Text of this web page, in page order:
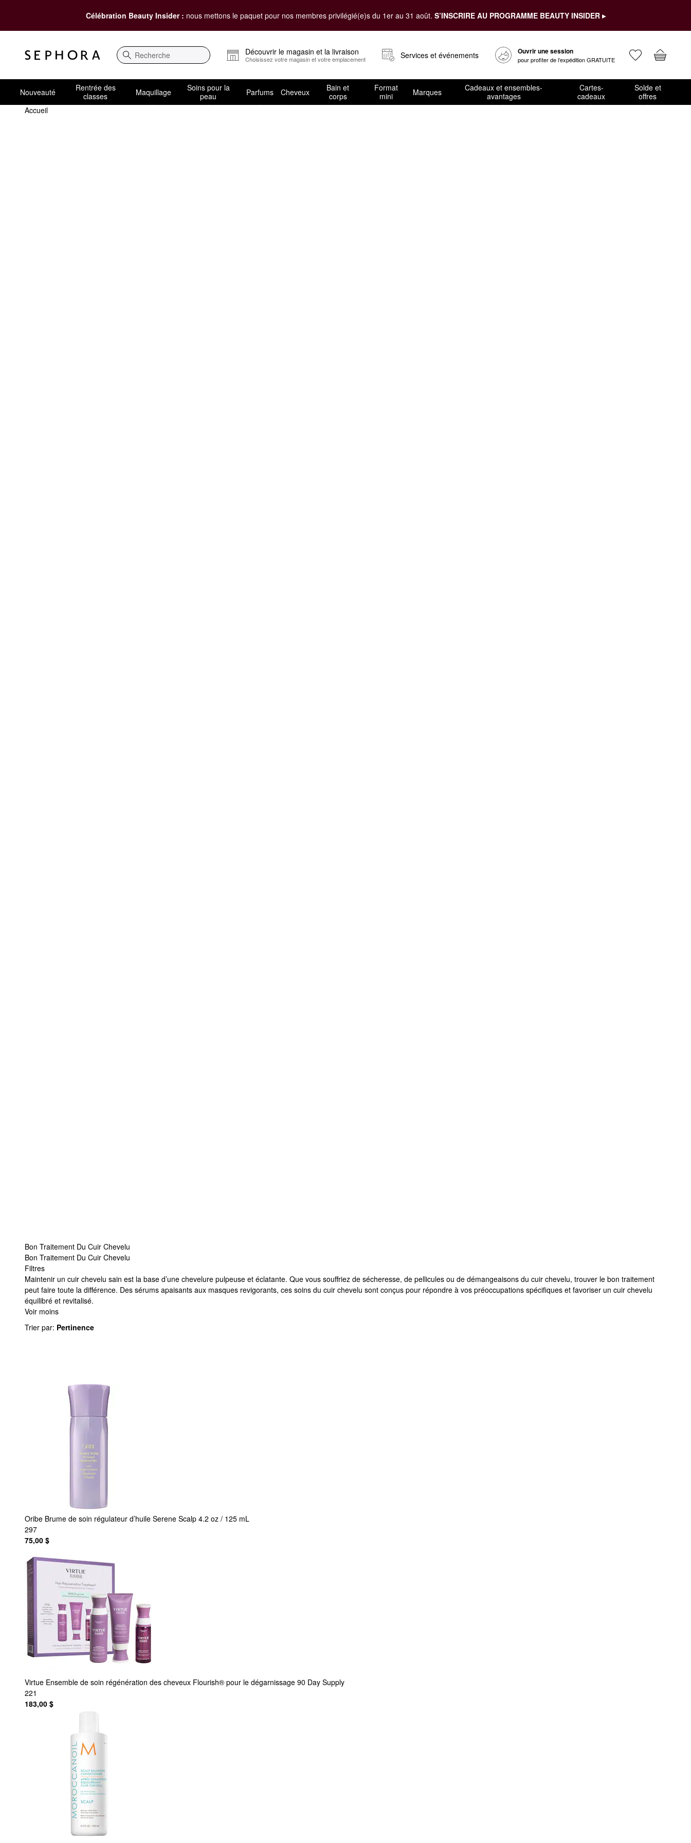
Célébration Beauty Insider : nous mettons le paquet pour nos membres privilégié(e)s du 1er au 31 août. S’INSCRIRE AU PROGRAMME BEAUTY INSIDER ▸
Recherche
Découvrir le magasin et la livraison
Choisissez votre magasin et votre emplacement Services et événements Ouvrir une session
pour profiter de l’expédition GRATUITE
Nouveauté
Rentrée des
classes
Maquillage
Soins pour la
peau
Parfums Cheveux
Bain et
corps
Format
mini
Marques
Cadeaux et ensembles-
avantages
Cartes-
cadeaux
Solde et
offres
Accueil
Bon Traitement Du Cuir Chevelu
Bon Traitement Du Cuir Chevelu
Filtres
Bon Traitement Du Cuir Chevelu
Maintenir un cuir chevelu sain est la base d’une chevelure pulpeuse et éclatante. Que vous souffriez de sécheresse, de pellicules ou de démangeaisons du cuir chevelu, trouver le bon traitement
peut faire toute la différence. Des sérums apaisants aux masques revigorants, ces soins du cuir chevelu sont conçus pour répondre à vos préoccupations spécifiques et favoriser un cuir chevelu
équilibré et revitalisé.
Voir moins
Trier par: Pertinence
Oribe Brume de soin régulateur d’huile Serene Scalp 4.2 oz / 125 mL
297
75,00 $
Virtue Ensemble de soin régénération des cheveux Flourish® pour le dégarnissage 90 Day Supply
221
183,00 $